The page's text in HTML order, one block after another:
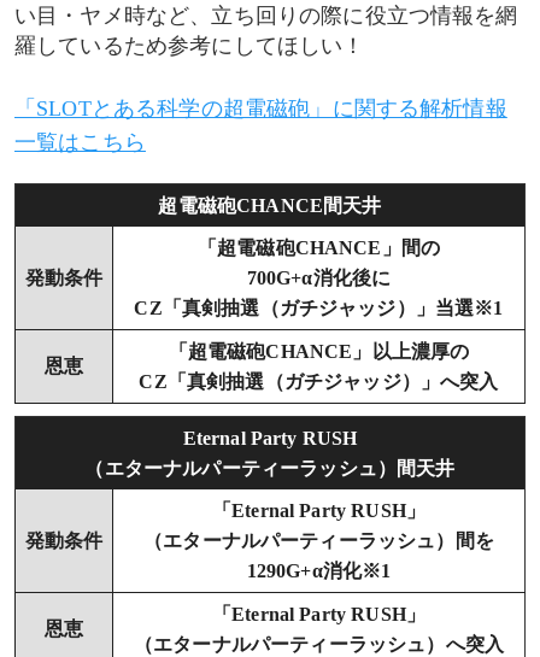
ヤメ時・有利区間関連
い目・ヤメ時など、立ち回りの際に役立つ情報を網
羅しているため参考にしてほしい！
「SLOTとある科学の超電磁砲」に関する解析情報
一覧はこちら
超電磁砲CHANCE間天井
発動条件
「超電磁砲CHANCE」間の
700G+α消化後に
CZ「真剣抽選（ガチジャッジ）」当選※1
恩恵
「超電磁砲CHANCE」以上濃厚の
CZ「真剣抽選（ガチジャッジ）」へ突入
Eternal Party RUSH
（エターナルパーティーラッシュ）間天井
発動条件
「Eternal Party RUSH」
（エターナルパーティーラッシュ）間を
1290G+α消化※1
恩恵
「Eternal Party RUSH」
（エターナルパーティーラッシュ）へ突入